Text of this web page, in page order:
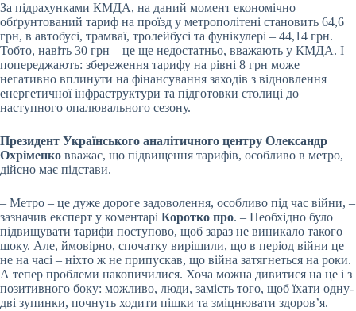
За підрахунками КМДА, на даний момент економічно
обґрунтований тариф на проїзд у метрополітені становить 64,6
грн, в автобусі, трамваї, тролейбусі та фунікулері – 44,14 грн.
Тобто, навіть 30 грн – це ще недостатньо, вважають у КМДА. І
попереджають: збереження тарифу на рівні 8 грн може
негативно вплинути на фінансування заходів з відновлення
енергетичної інфраструктури та підготовки столиці до
наступного опалювального сезону.
Президент Українського аналітичного центру Олександр
Охріменко вважає, що підвищення тарифів, особливо в метро,
дійсно має підстави.
– Метро – це дуже дороге задоволення, особливо під час війни, –
зазначив експерт у коментарі Коротко про. – Необхідно було
підвищувати тарифи поступово, щоб зараз не виникало такого
шоку. Але, ймовірно, спочатку вирішили, що в період війни це
не на часі – ніхто ж не припускав, що війна затягнеться на роки.
А тепер проблеми накопичилися. Хоча можна дивитися на це і з
позитивного боку: можливо, люди, замість того, щоб їхати одну-
дві зупинки, почнуть ходити пішки та зміцнювати здоров’я.